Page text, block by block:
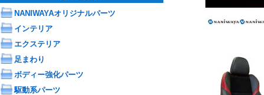
NANIWAYAオリジナルパーツ
インテリア
エクステリア
足まわり
ボディー強化パーツ
駆動系パーツ